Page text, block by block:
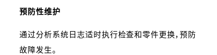
预防性维护
通过分析系统日志适时执行检查和零件更换，预防
故障发生。